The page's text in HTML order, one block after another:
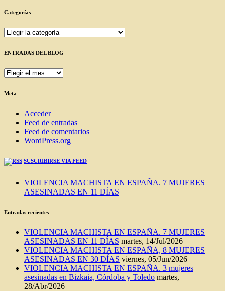
Categorías
Categorías
ENTRADAS DEL BLOG
ENTRADAS
BLOG
Meta
Acceder
Feed de entradas
Feed de comentarios
WordPress.org
SUSCRIBIRSE VIA FEED
VIOLENCIA MACHISTA EN ESPAÑA. 7 MUJERES
ASESINADAS EN 11 DÍAS
Entradas recientes
VIOLENCIA MACHISTA EN ESPAÑA. 7 MUJERES
ASESINADAS EN 11 DÍAS martes, 14/Jul/2026
VIOLENCIA MACHISTA EN ESPAÑA, 8 MUJERES
ASESINADAS EN 30 DÍAS viernes, 05/Jun/2026
VIOLENCIA MACHISTA EN ESPAÑA. 3 mujeres
asesinadas en Bizkaia, Córdoba y Toledo martes,
28/Abr/2026